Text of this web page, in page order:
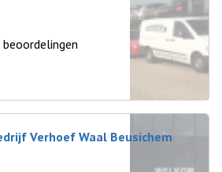
beoordelingen
Verhoef Waal Beusichem